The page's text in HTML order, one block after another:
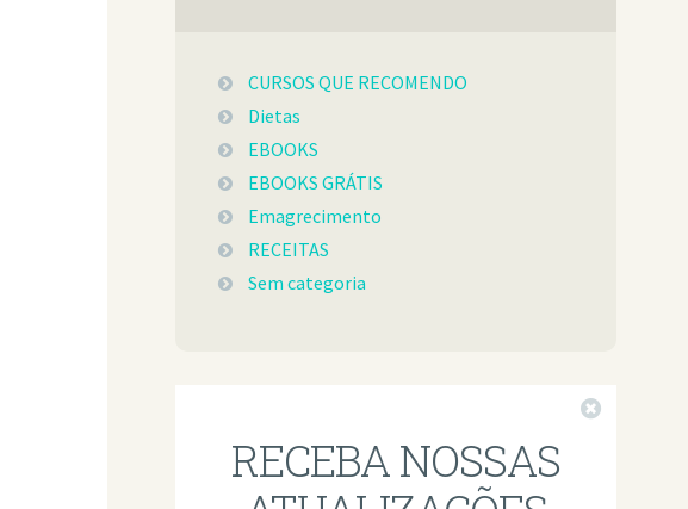
CURSOS QUE RECOMENDO
Dietas
EBOOKS
EBOOKS GRÁTIS
Emagrecimento
RECEITAS
Sem categoria
RECEBA NOSSAS